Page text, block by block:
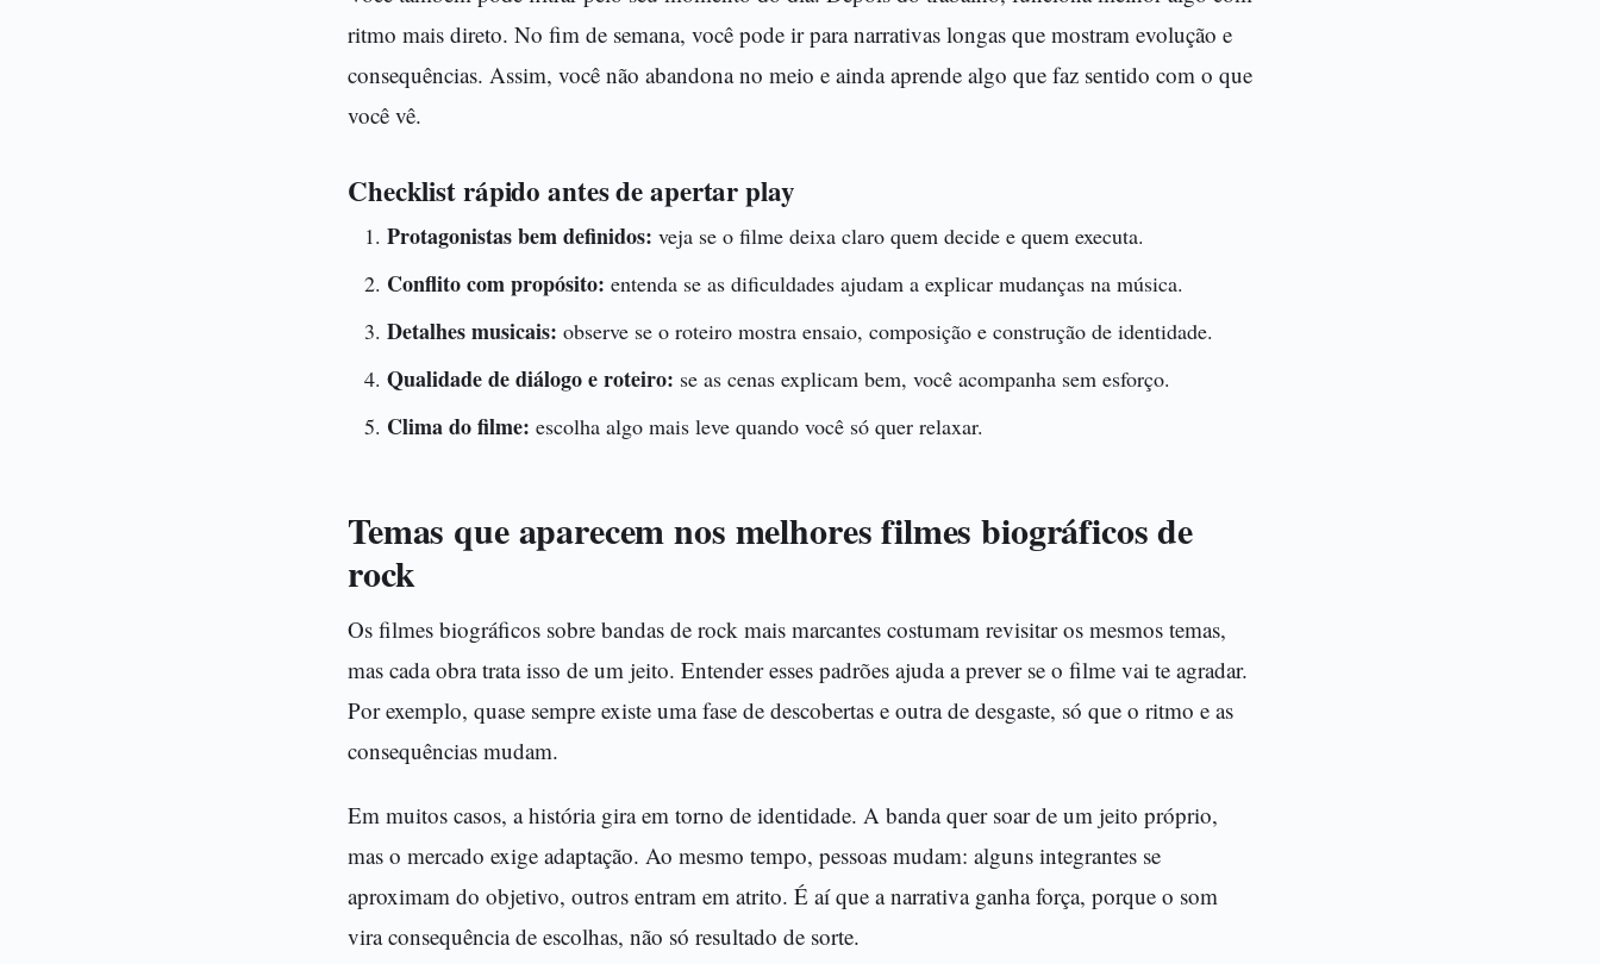
ritmo mais direto. No fim de semana, você pode ir para narrativas longas que mostram evolução e
consequências. Assim, você não abandona no meio e ainda aprende algo que faz sentido com o que
você vê.
Checklist rápido antes de apertar play
Protagonistas bem definidos: veja se o filme deixa claro quem decide e quem executa.
Conflito com propósito: entenda se as dificuldades ajudam a explicar mudanças na música.
Detalhes musicais: observe se o roteiro mostra ensaio, composição e construção de identidade.
Qualidade de diálogo e roteiro: se as cenas explicam bem, você acompanha sem esforço.
Clima do filme: escolha algo mais leve quando você só quer relaxar.
Temas que aparecem nos melhores filmes biográficos de
rock
Os filmes biográficos sobre bandas de rock mais marcantes costumam revisitar os mesmos temas,
mas cada obra trata isso de um jeito. Entender esses padrões ajuda a prever se o filme vai te agradar.
Por exemplo, quase sempre existe uma fase de descobertas e outra de desgaste, só que o ritmo e as
consequências mudam.
Em muitos casos, a história gira em torno de identidade. A banda quer soar de um jeito próprio,
mas o mercado exige adaptação. Ao mesmo tempo, pessoas mudam: alguns integrantes se
aproximam do objetivo, outros entram em atrito. É aí que a narrativa ganha força, porque o som
vira consequência de escolhas, não só resultado de sorte.